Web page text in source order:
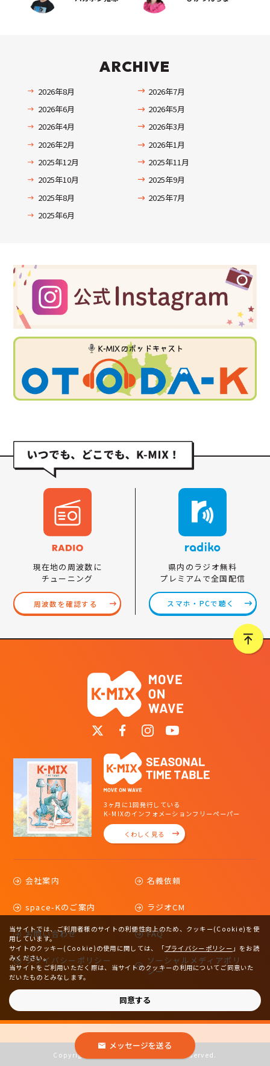
ARCHIVE
2026年8月
2026年7月
2026年6月
2026年5月
2026年4月
2026年3月
2026年2月
2026年1月
2025年12月
2025年11月
2025年10月
2025年9月
2025年8月
2025年7月
2025年6月
メッセージを送る
現在地の周波数に
チューニング
周波数を確認する
県内のラジオ無料
プレミアムで全国配信
スマホ・PCで聴く
3ヶ月に1回発行している
K-MIXのインフォメーションフリーペーパー
くわしく見る
会社案内 名義依頼
space-Kのご案内 ラジオCM
お問い合わせ FAQ
プライバシーポリシー
ソーシャルメディアポリ
シー
Copyright © 2023 K-MIX. All rights reserved.
当サイトでは、ご利用者様のサイトの利便性向上のため、クッキー(Cookie)を使
用しています。
サイトのクッキー(Cookie)の使用に関しては、
「プライバシーポリシー 」をお読
みください。
当サイトをご利用いただく際は、当サイトのクッキーの利用についてご同意いた
だいたものとみなします。
同意する